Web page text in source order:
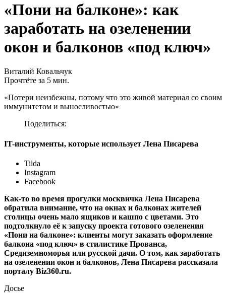
«Пони на балконе»: как
заработать на озеленении
окон и балконов «под ключ»
Виталий Ковальчук
Прочтёте за 5 мин.
«Потери неизбежны, потому что это живой материал со своим
иммунитетом и выносливостью»
Поделиться:
IT-инструменты, которые использует Лена Писарева
Tilda
Instagram
Facebook
Как-то во время прогулки москвичка Лена Писарева
обратила внимание, что на окнах и балконах жителей
столицы очень мало ящиков и кашпо с цветами. Это
подтолкнуло её к запуску проекта готового озеленения
«Пони на балконе»: клиенты могут заказать оформление
балкона «под ключ» в стилистике Прованса,
Средиземноморья или русской дачи. О том, как заработать
на озеленении окон и балконов, Лена Писарева рассказала
порталу Biz360.ru.
Досье